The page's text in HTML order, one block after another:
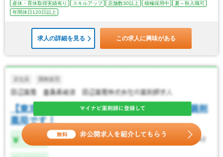
産休・育休取得実績有り
スキルアップ 店舗数30以上 積極採用中
夏～秋入職可
年間休日120日以上
求人の詳細を見る この求人に興味がある